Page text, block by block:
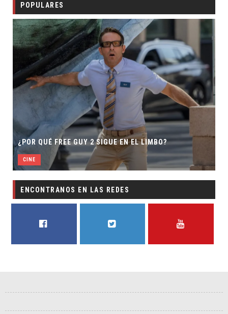
POPULARES
2 SIGUE EN EL LIMBO?
SECUELA DE JURASSIC
DIRECTOR
ENCONTRANOS EN LAS REDES